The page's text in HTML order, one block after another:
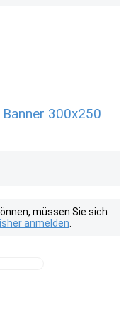
300x250
müssen Sie sich
anmelden